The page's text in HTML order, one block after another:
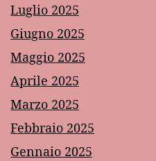
Luglio 2025
Giugno 2025
Maggio 2025
Aprile 2025
Marzo 2025
Febbraio 2025
Gennaio 2025